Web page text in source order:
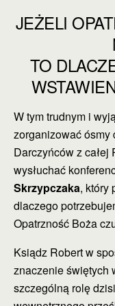
JEŻELI
TO
W tym trudnym i
zorganizować
Darczyńców z całej
wysłuchać
Skrzypczaka, który
dlaczego
Opatrzność Boża
Ksiądz Robert w
znaczenie świętych
szczególną rolę